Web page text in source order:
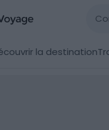
la destination